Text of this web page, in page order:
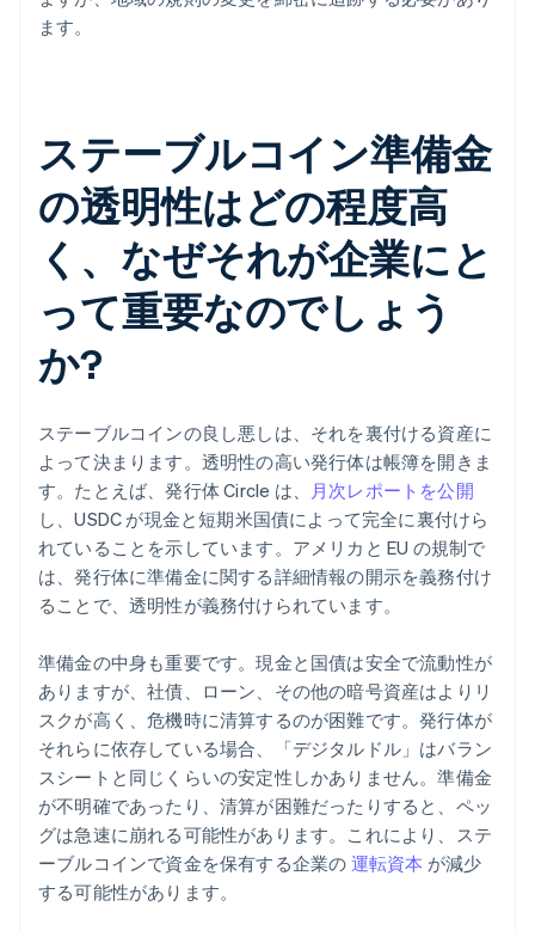
ます。
ステーブルコイン準備金
の透明性はどの程度高
く、なぜそれが企業にと
って重要なのでしょう
か?
ステーブルコインの良し悪しは、それを裏付ける資産に
よって決まります。透明性の高い発行体は帳簿を開きま
す。たとえば、発行体 Circle は、 月次レポートを公開
し、USDC が現金と短期米国債によって完全に裏付けら
れていることを示しています。アメリカと EU の規制で
は、発行体に準備金に関する詳細情報の開示を義務付け
ることで、透明性が義務付けられています。
準備金の中身も重要です。現金と国債は安全で流動性が
ありますが、社債、ローン、その他の暗号資産はよりリ
スクが高く、危機時に清算するのが困難です。発行体が
それらに依存している場合、「デジタルドル」はバラン
スシートと同じくらいの安定性しかありません。準備金
が不明確であったり、清算が困難だったりすると、ペッ
グは急速に崩れる可能性があります。これにより、ステ
ーブルコインで資金を保有する企業の 運転資本 が減少
する可能性があります。